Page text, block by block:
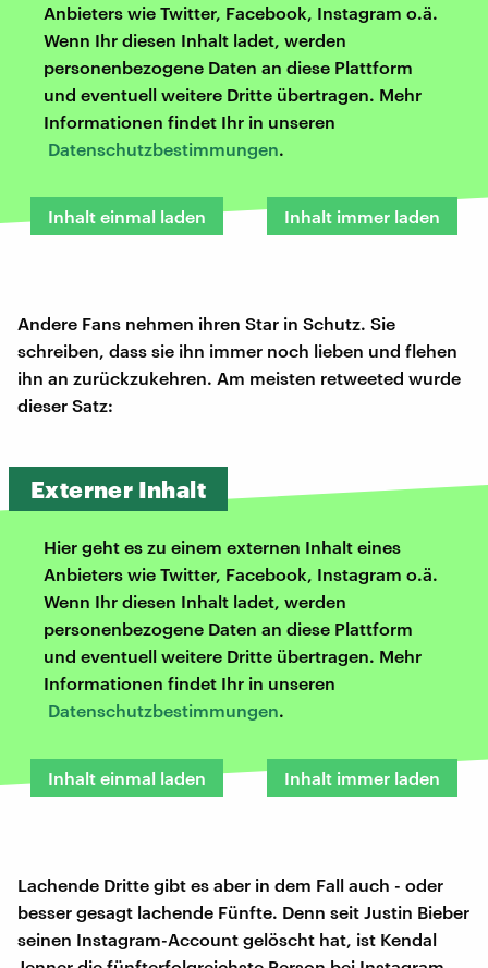
Anbieters wie Twitter, Facebook, Instagram o.ä.
Wenn Ihr diesen Inhalt ladet, werden
personenbezogene Daten an diese Plattform
und eventuell weitere Dritte übertragen. Mehr
Informationen findet Ihr in unseren
Datenschutzbestimmungen.
Inhalt einmal laden Inhalt immer laden
Andere Fans nehmen ihren Star in Schutz. Sie
schreiben, dass sie ihn immer noch lieben und flehen
ihn an zurückzukehren. Am meisten retweeted wurde
dieser Satz:
Externer Inhalt
Hier geht es zu einem externen Inhalt eines
Anbieters wie Twitter, Facebook, Instagram o.ä.
Wenn Ihr diesen Inhalt ladet, werden
personenbezogene Daten an diese Plattform
und eventuell weitere Dritte übertragen. Mehr
Informationen findet Ihr in unseren
Datenschutzbestimmungen.
Inhalt einmal laden Inhalt immer laden
Lachende Dritte gibt es aber in dem Fall auch - oder
besser gesagt lachende Fünfte. Denn seit Justin Bieber
seinen Instagram-Account gelöscht hat, ist Kendal